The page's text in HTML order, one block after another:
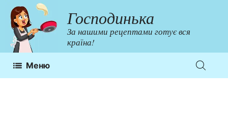
Перейти
до
контенту
Господинька
За нашими рецептами готує вся
країна!
Меню